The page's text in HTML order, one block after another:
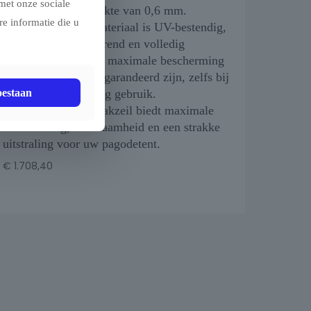
820 g/m² met een dikte van 0,6 mm.
Dit professionele materiaal is UV-bestendig,
schimmel- en rotwerend en volledig
lichtdicht, waardoor maximale bescherming
en duurzaamheid gegarandeerd zijn, zelfs bij
intensief of langdurig gebruik.
Dit hoogwaardige dakzeil biedt maximale
bescherming, duurzaamheid en een strakke
uitstraling voor uw pagodetent.
€ 1.708,40
onze sociale
informatie die u